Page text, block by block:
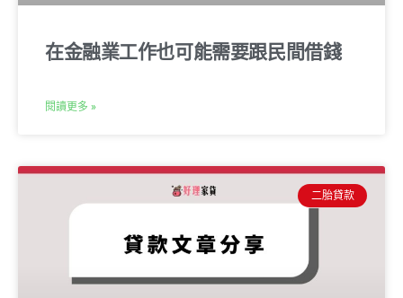
在金融業工作也可能需要跟民間借錢
閱讀更多 »
二胎貸款